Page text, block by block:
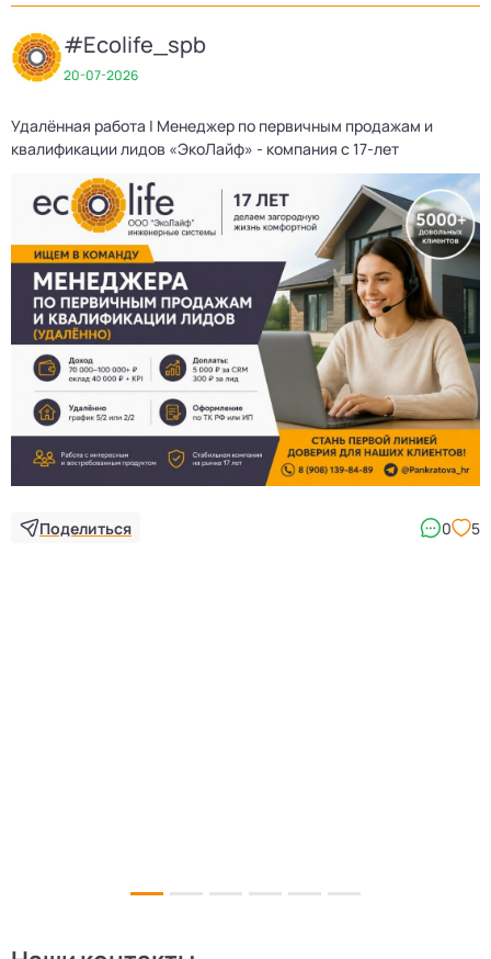
#Ecolife_spb
20-07-2026
Удалённая работа | Менеджер по первичным продажам и
квалификации лидов «ЭкоЛайф» - компания с 17-лет
Поделиться 0 5